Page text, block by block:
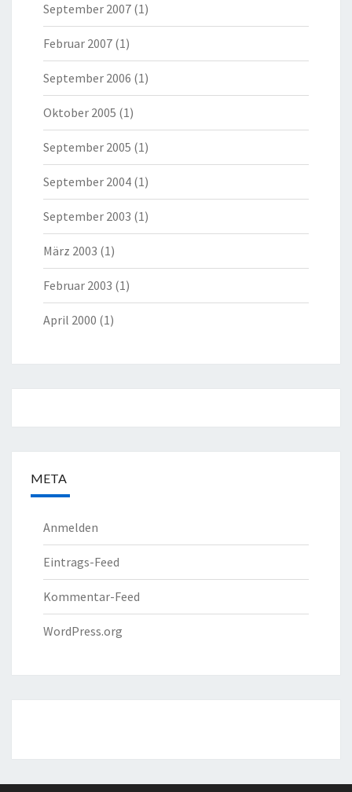
September 2007 (1)
Februar 2007 (1)
September 2006 (1)
Oktober 2005 (1)
September 2005 (1)
September 2004 (1)
September 2003 (1)
März 2003 (1)
Februar 2003 (1)
April 2000 (1)
META
Anmelden
Eintrags-Feed
Kommentar-Feed
WordPress.org